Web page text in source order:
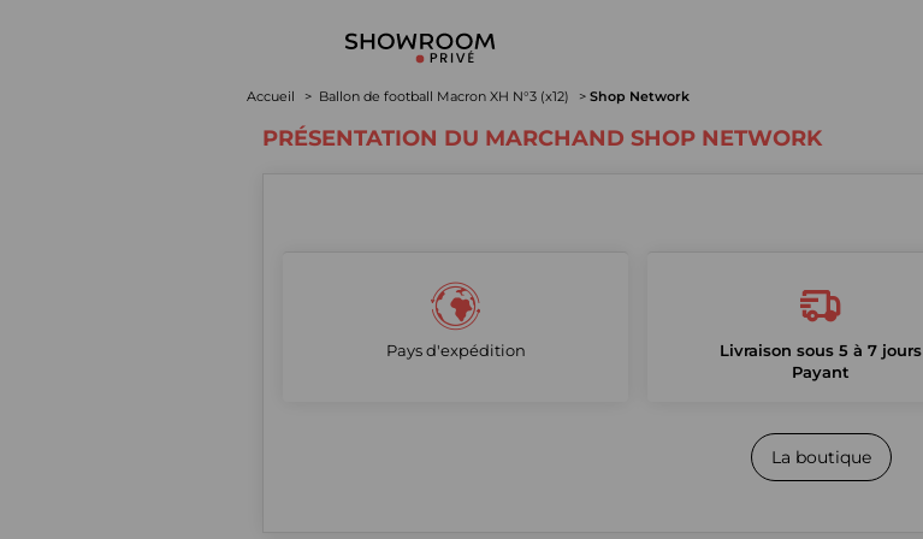
Accueil Ballon de football Macron XH N°3 (x12) Shop Network
PRÉSENTATION DU MARCHAND SHOP NETWORK
Pays d'expédition
Livraison sous 5 à 7 jours
Payant
La boutique